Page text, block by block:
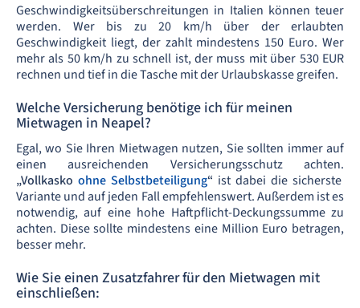
Geschwindigkeitsüberschreitungen in Italien können teuer
werden. Wer bis zu 20 km/h über der erlaubten
Geschwindigkeit liegt, der zahlt mindestens 150 Euro. Wer
mehr als 50 km/h zu schnell ist, der muss mit über 530 EUR
rechnen und tief in die Tasche mit der Urlaubskasse greifen.
Welche Versicherung benötige ich für meinen
Mietwagen in Neapel?
Egal, wo Sie Ihren Mietwagen nutzen, Sie sollten immer auf
einen ausreichenden Versicherungsschutz achten.
„Vollkasko ohne Selbstbeteiligung“ ist dabei die sicherste
Variante und auf jeden Fall empfehlenswert. Außerdem ist es
notwendig, auf eine hohe Haftpflicht-Deckungssumme zu
achten. Diese sollte mindestens eine Million Euro betragen,
besser mehr.
Wie Sie einen Zusatzfahrer für den Mietwagen mit
einschließen: